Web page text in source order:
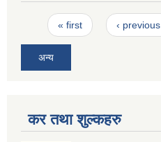
Pages
« first ‹ previous
अन्य
कर तथा शुल्कहरु